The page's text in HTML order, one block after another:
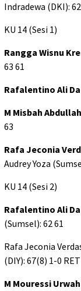
Indradewa (DKI):
KU 14 (Sesi 1)
Rangga Wisnu
63 61
Rafalentino Ali
M Misbah
63
Rafa Jeconia
Audrey Yoza
KU 14 (Sesi 2)
Rafalentino Ali
(Sumsel): 62 61
Rafa Jeconia
(DIY): 67(8) 1-0 RET
M Mouressi